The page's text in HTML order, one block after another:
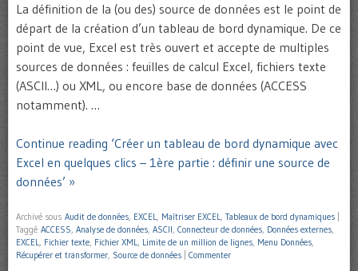
La définition de la (ou des) source de données est le point de
départ de la création d’un tableau de bord dynamique. De ce
point de vue, Excel est très ouvert et accepte de multiples
sources de données : feuilles de calcul Excel, fichiers texte
(ASCII…) ou XML, ou encore base de données (ACCESS
notamment). …
Continue reading ‘Créer un tableau de bord dynamique avec
Excel en quelques clics – 1ère partie : définir une source de
données’ »
Archivé sous Audit de données, EXCEL, Maîtriser EXCEL, Tableaux de bord dynamiques
Taggé ACCESS, Analyse de données, ASCII, Connecteur de données, Données externes,
EXCEL, Fichier texte, Fichier XML, Limite de un million de lignes, Menu Données,
Récupérer et transformer, Source de données Commenter